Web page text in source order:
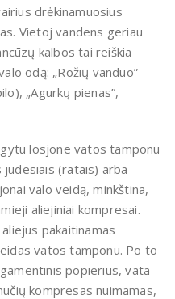
drėkinamuosius
Vietoj vandens geriau
kalbos tai reiškia
odą: „Rožių vanduo”
„Agurkų pienas”,
losjone vatos tamponu
(ratais) arba
valo veidą, minkština,
aliejiniai kompresai.
pakaitinamas
vatos tamponu. Po to
popierius, vata
kompresas nuimamas,